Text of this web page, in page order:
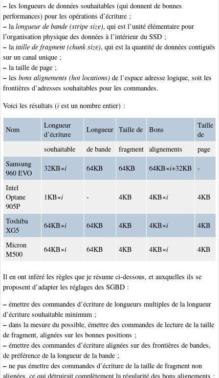
–les longueurs de données souhaitables (qui donnent de bonnes
performances) pour les opérations d’écriture ;
–lalongueur de bande (stripe size), qui est l’unité élémentaire pour
l’organisation physique des données à l’intérieur du SSD ;
–lataille de fragment (chunk size), qui est la quantité de données contiguës
sur un canal unique ;
–la taille de page ;
–les bons alignements (hot locations) de l’espace adresse logique, soit les
frontières d’adresses souhaitables pour les commandes.
Voici les résultats (i est un nombre entier) :
Nom
Longueur
d’écriture
Longueur Taille de Bons
Taille
de
souhaitable
de bande fragment alignements
page
Samsung
960 EVO
32KB×i 64KB 64KB 64KB×i+32KB -
Intel
Optane
905P
1KB×i - 4KB 4KB×i 4KB
Toshiba
XG5
64KB×i 64KB 4KB 4KB×i 4KB
Micron
M500
64KB×i 64KB 4KB 4KB×i 4KB
Il en ont inféré les règles que je résume ci-dessous, et auxquelles ils se
proposent d’adapter les réglages des SGBD :
–émettre des commandes d’écriture de longueurs multiples de la longueur
d’écriture souhaitable minimum ;
–dans la mesure du possible, émettre des commandes de lecture de la taille
de fragment, alignées sur les bonnes positions ;
–émettre des commandes d’écriture alignées sur des frontières de bandes,
de préférence de la longueur de la bande ;
–ne pas émettre des commandes d’écriture de la taille de fragment non
alignées, ce qui détruirait complètement la régularité des bons alignements ;